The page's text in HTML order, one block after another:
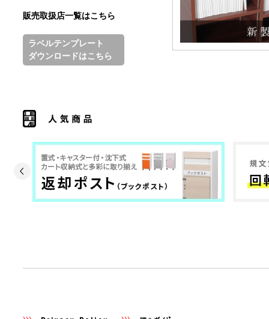
販売取扱店一覧はこちら
ラベルテンプレート
ダウンロードはこちら